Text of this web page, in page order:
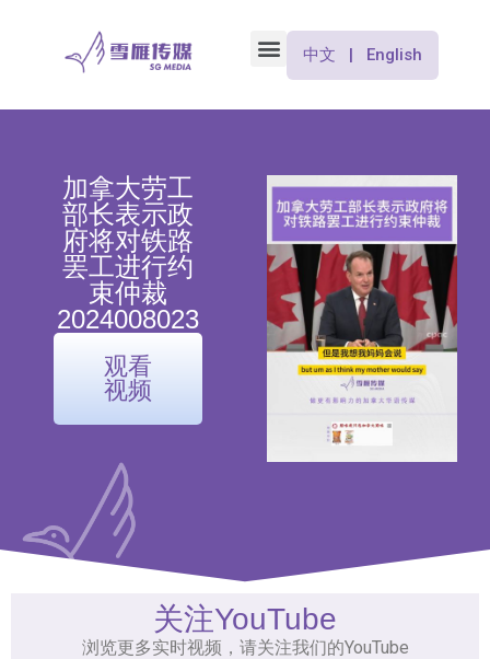
中文 | English
加拿大劳工
部长表示政
府将对铁路
罢工进行约
束仲裁
2024008023
观看
视频
关注YouTube
浏览更多实时视频，请关注我们的YouTube